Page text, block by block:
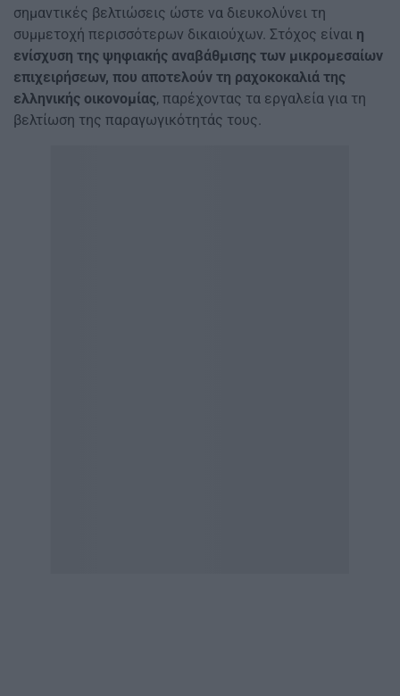
σημαντικές βελτιώσεις ώστε να διευκολύνει τη
συμμετοχή περισσότερων δικαιούχων. Στόχος είναι η
ενίσχυση της ψηφιακής αναβάθμισης των μικρομεσαίων
επιχειρήσεων, που αποτελούν τη ραχοκοκαλιά της
ελληνικής οικονομίας, παρέχοντας τα εργαλεία για τη
βελτίωση της παραγωγικότητάς τους.